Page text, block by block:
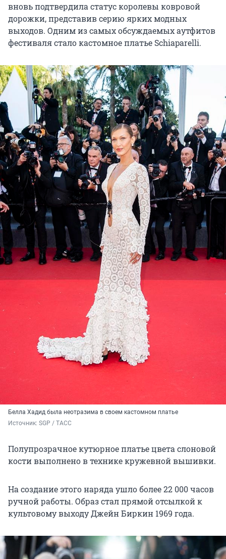
вновь подтвердила статус королевы ковровой
дорожки, представив серию ярких модных
выходов. Одним из самых обсуждаемых аутфитов
фестиваля стало кастомное платье Schiaparelli.
Белла Хадид была неотразима в своем кастомном платье
Источник: SGP / ТАСС
Полупрозрачное кутюрное платье цвета слоновой
кости выполнено в технике кружевной вышивки.
На создание этого наряда ушло более22 000часов
ручной работы. Образ стал прямой отсылкой к
культовому выходу Джейн Биркин 1969 года.